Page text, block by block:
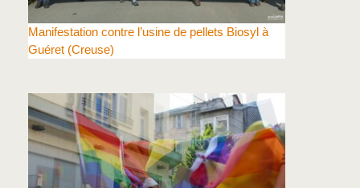
Manifestation contre l’usine de pellets Biosyl à
Guéret (Creuse)